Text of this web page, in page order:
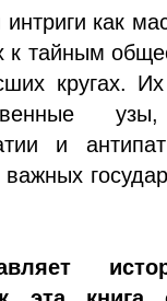
как
к тайным
кругах.
и